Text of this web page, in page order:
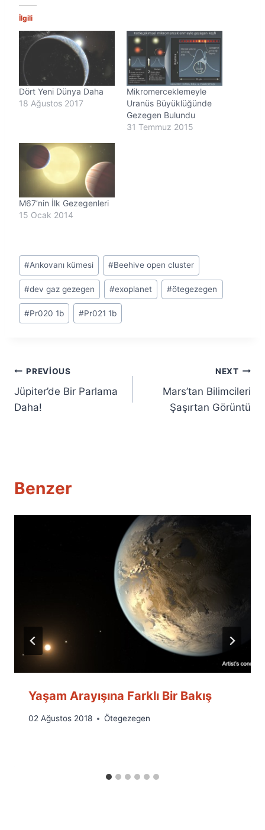
n
o
.
İlgili
Dört Yeni Dünya Daha
18 Ağustos 2017
Mikromerceklemeyle
Uranüs Büyüklüğünde
Gezegen Bulundu
31 Temmuz 2015
M67’nin İlk Gezegenleri
15 Ocak 2014
Post
Tags:
#Arıkovanı kümesi #Beehive open cluster
#dev gaz gezegen #exoplanet #ötegezegen
#Pr020 1b #Pr021 1b
Yazı
gezinmesi
PREVIOUS
Jüpiter’de Bir Parlama
Daha!
NEXT
Mars’tan Bilimcileri
Şaşırtan Görüntü
Benzer
Yaşam Arayışına Farklı Bir Bakış
By
02 Ağustos 2018 Ötegezegen